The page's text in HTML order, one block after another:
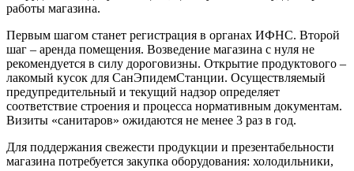
работы магазина.
Первым шагом станет регистрация в органах ИФНС. Второй
шаг – аренда помещения. Возведение магазина с нуля не
рекомендуется в силу дороговизны. Открытие продуктового –
лакомый кусок для СанЭпидемСтанции. Осуществляемый
предупредительный и текущий надзор определяет
соответствие строения и процесса нормативным документам.
Визиты «санитаров» ожидаются не менее 3 раз в год.
Для поддержания свежести продукции и презентабельности
магазина потребуется закупка оборудования: холодильники,